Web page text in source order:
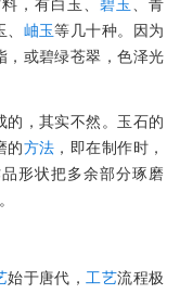
，有白玉、碧玉
、青
、 岫玉等几十种。因为
，或碧绿苍翠，色泽光
的，其实不然。玉石的
的方法 ，即在制作时，
形状把多余部分琢磨
始于唐代， 工艺流程极